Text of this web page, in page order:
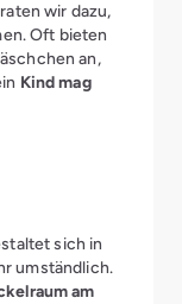
wir dazu,
Oft bieten
an,
Kind mag
sich in
umständlich.
am